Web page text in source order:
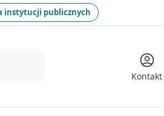
instytucji publicznych
Kontakt